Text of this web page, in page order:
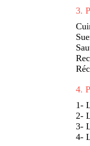
3.
4.
1-
2-
3-
4-